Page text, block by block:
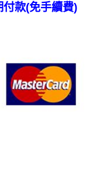
款(免手續費)